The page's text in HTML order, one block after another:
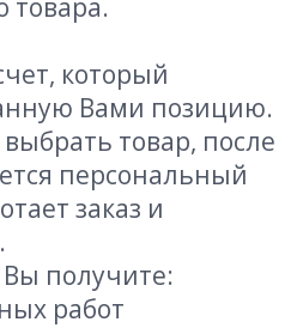
товара.
который
Вами позицию.
товар, после
персональный
заказ и
Вы получите:
работ